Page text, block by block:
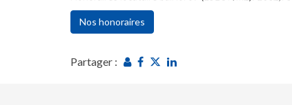
Nos honoraires
Partager :